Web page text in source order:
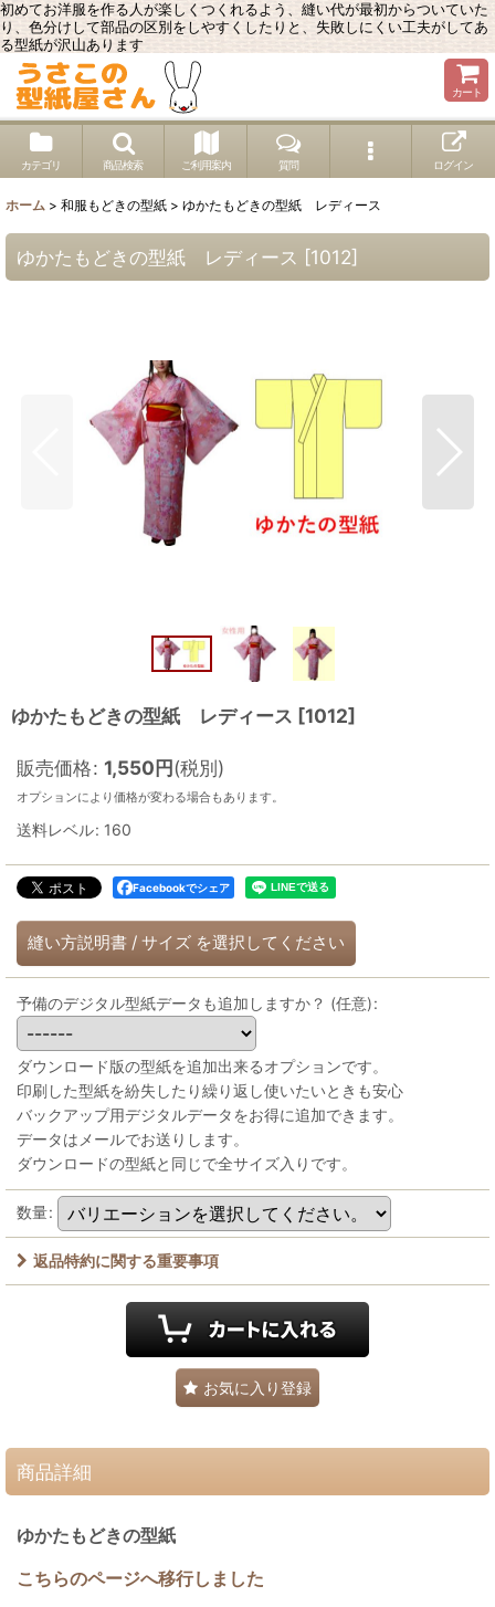
初めてお洋服を作る人が楽しくつくれるよう、縫い代が最初からついていた
り、色分けして部品の区別をしやすくしたりと、失敗しにくい工夫がしてあ
る型紙が沢山あります
カート
カテゴリ 商品検索 ご利用案内 質問 ログイン
ホーム > 和服もどきの型紙 > ゆかたもどきの型紙 レディース
ゆかたもどきの型紙 レディース [1012]
ゆかたもどきの型紙 レディース [1012]
販売価格: 1,550円(税別)
オプションにより価格が変わる場合もあります。
送料レベル: 160
Facebookでシェア
縫い方説明書 / サイズ を選択してください
予備のデジタル型紙データも追加しますか？ (任意):
ダウンロード版の型紙を追加出来るオプションです。
印刷した型紙を紛失したり繰り返し使いたいときも安心
バックアップ用デジタルデータをお得に追加できます。
データはメールでお送りします。
ダウンロードの型紙と同じで全サイズ入りです。
数量:
返品特約に関する重要事項
お気に入り登録
商品詳細
ゆかたもどきの型紙
こちらのページへ移行しました